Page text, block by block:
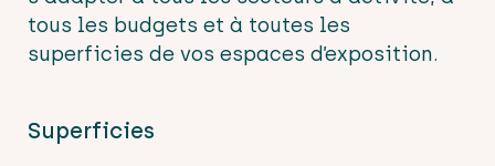
tous les budgets et à toutes les
superficies de vos espaces d’exposition.
Superficies